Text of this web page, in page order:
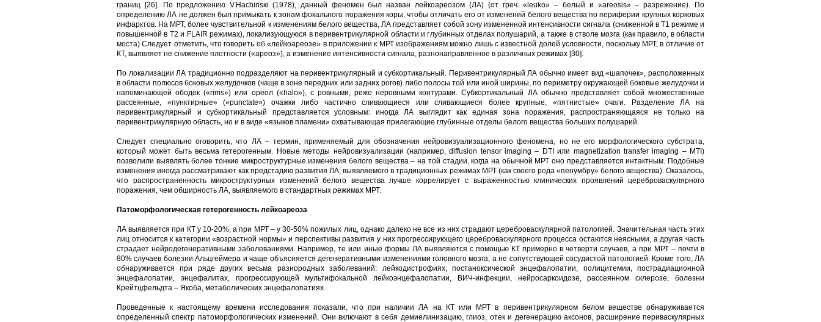
границ [26]. По предложению V.Hachinsкi (1978), данный феномен был назван лейкоареозом (ЛА) (от греч. «leuko» – белый и «areosis» – разрежение). По
определению ЛА не должен был примыкать к зонам фокального поражения коры, чтобы отличать его от изменений белого вещества по периферии крупных корковых
инфарктов. На МРТ, более чувствительной к изменениям белого вещества, ЛА представляет собой зону измененной интенсивности сигнала (сниженной в Т1 режиме и
повышенной в Т2 и FLAIR режимах), локализующуюся в перивентрикулярной области и глубинных отделах полушарий, а также в стволе мозга (как правило, в области
моста) Следует отметить, что говорить об «лейкоареозе» в приложении к МРТ изображениям можно лишь с известной долей условности, поскольку МРТ, в отличие от
КТ, выявляет не снижение плотности («ареоз»), а изменение интенсивности сигнала, разнонаправленное в различных режимах [30].
По локализации ЛА традиционно подразделяют на перивентрикулярный и субкортикальный. Перивентрикулярный ЛА обычно имеет вид «шапочек», расположенных
в области полюсов боковых желудочков (чаще в зоне передних или задних рогов) либо полосы той или иной ширины, по периметру окружающей боковые желудочки и
напоминающей ободок («rims») или ореол («halo»), с ровными, реже неровными контурами. Субкортикальный ЛА обычно представляет собой множественные
рассеянные, «пунктирные» («punctate») очажки либо частично сливающиеся или сливающиеся более крупные, «пятнистые» очаги. Разделение ЛА на
перивентрикулярный и субкортикальный представляется условным: иногда ЛА выглядит как единая зона поражения, распространяющаяся не только на
перивентрикулярную область, но и в виде «языков пламени» охватывающая прилегающие глубинные отделы белого вещества больших полушарий.
Следует специально оговорить, что ЛА – термин, применяемый для обозначения нейровизуализационного феномена, но не его морфологического субстрата,
который может быть весьма гетерогенным. Новые методы нейровизуализации (например, diffusion tensor imaging – DTI или magnetization transfer imaging – MTI)
позволили выявлять более тонкие микроструктурные изменения белого вещества – на той стадии, когда на обычной МРТ оно представляется интактным. Подобные
изменения иногда рассматривают как предстадию развития ЛА, выявляемого в традиционных режимах МРТ (как своего рода «пенумбру» белого вещества). Оказалось,
что распространенность микроструктурных изменений белого вещества лучше коррелирует с выраженностью клинических проявлений цереброваскулярного
поражения, чем обширность ЛА, выявляемого в стандартных режимах МРТ.
Патоморфологическая гетерогенность лейкоареоза
ЛА выявляется при КТ у 10-20%, а при МРТ – у 30-50% пожилых лиц, однако далеко не все из них страдают цереброваскулярной патологией. Значительная часть этих
лиц относится к категории «возрастной нормы» и перспективы развития у них прогрессирующего цереброваскулярного процесса остаются неясными, а другая часть
страдает нейродегенеративными заболеваниями. Например, те или иные формы ЛА выявляются с помощью КТ примерно в четверти случаев, а при МРТ – почти в
80% случаев болезни Альцгеймера и чаще объясняется дегенеративными изменениями головного мозга, а не сопутствующей сосудистой патологией. Кроме того, ЛА
обнаруживается при ряде других весьма разнородных заболеваний: лейкодистрофиях, постаноксической энцефалопатии, полицитемии, пострадиационной
энцефалопатии, энцефалитах, прогрессирующей мультифокальной лейкоэнцефалопатии, ВИЧ-инфекции, нейросаркоидозе, рассеянном склерозе, болезни
Крейтцфельдта – Якоба, метаболических энцефалопатиях.
Проведенные к настоящему времени исследования показали, что при наличии ЛА на КТ или МРТ в перивентрикулярном белом веществе обнаруживается
определенный спектр патоморфологических изменений. Они включают в себя демиелинизацию, глиоз, отек и дегенерацию аксонов, расширение периваскулярных